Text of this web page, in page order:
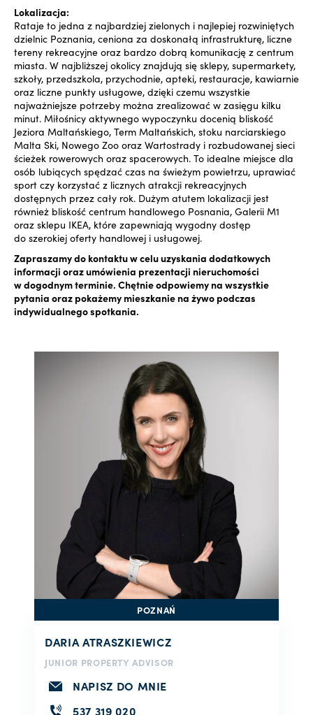
Lokalizacja:
Rataje to jedna z najbardziej zielonych i najlepiej rozwiniętych
dzielnic Poznania, ceniona za doskonałą infrastrukturę, liczne
tereny rekreacyjne oraz bardzo dobrą komunikację z centrum
miasta. W najbliższej okolicy znajdują się sklepy, supermarkety,
szkoły, przedszkola, przychodnie, apteki, restauracje, kawiarnie
oraz liczne punkty usługowe, dzięki czemu wszystkie
najważniejsze potrzeby można zrealizować w zasięgu kilku
minut. Miłośnicy aktywnego wypoczynku docenią bliskość
Jeziora Maltańskiego, Term Maltańskich, stoku narciarskiego
Malta Ski, Nowego Zoo oraz Wartostrady i rozbudowanej sieci
ścieżek rowerowych oraz spacerowych. To idealne miejsce dla
osób lubiących spędzać czas na świeżym powietrzu, uprawiać
sport czy korzystać z licznych atrakcji rekreacyjnych
dostępnych przez cały rok. Dużym atutem lokalizacji jest
również bliskość centrum handlowego Posnania, Galerii M1
oraz sklepu IKEA, które zapewniają wygodny dostęp
do szerokiej oferty handlowej i usługowej.
Zapraszamy do kontaktu w celu uzyskania dodatkowych
informacji oraz umówienia prezentacji nieruchomości
w dogodnym terminie. Chętnie odpowiemy na wszystkie
pytania oraz pokażemy mieszkanie na żywo podczas
indywidualnego spotkania.
POZNAŃ
DARIA ATRASZKIEWICZ
JUNIOR PROPERTY ADVISOR
NAPISZ DO MNIE
537 319 020